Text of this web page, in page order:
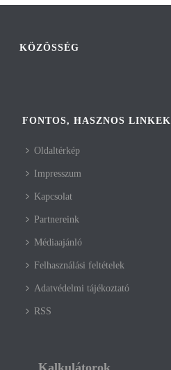
KÖZÖSSÉG
FONTOS, HASZNOS LINKEK
Oldaltérkép
Impresszum
Kapcsolat
Partnereink
Médiaajánló
Felhasználási feltételek
Adatvédelmi tájékoztató
RSS
Kalkulátorok